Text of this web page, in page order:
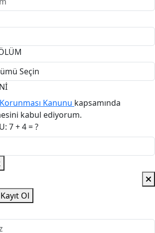
Kanunu kapsamında
kabul ediyorum.
7 + 4 = ?
Kayıt Ol